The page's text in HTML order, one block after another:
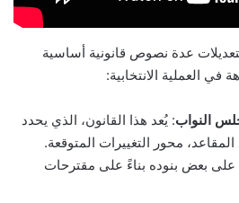
عدة نصوص قانونية أساسية
في العملية الانتخابية:
النواب: يُعد هذا القانون، الذي يحدد
محور التغييرات المتوقعة.
على بعض بنوده بناءً على مقترحات